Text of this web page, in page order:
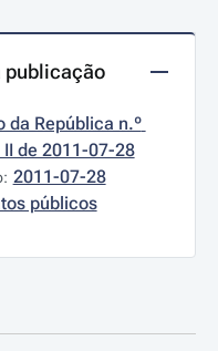
publicação
da República n.º
de 2011-07-28
2011-07-28
públicos